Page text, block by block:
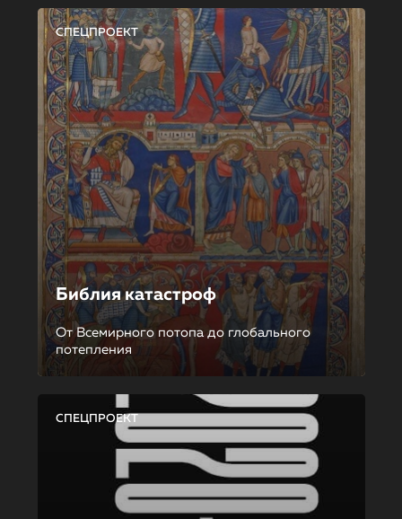
СПЕЦПРОЕКТ
Библия катастроф
От Всемирного потопа до глобального
потепления
СПЕЦПРОЕКТ